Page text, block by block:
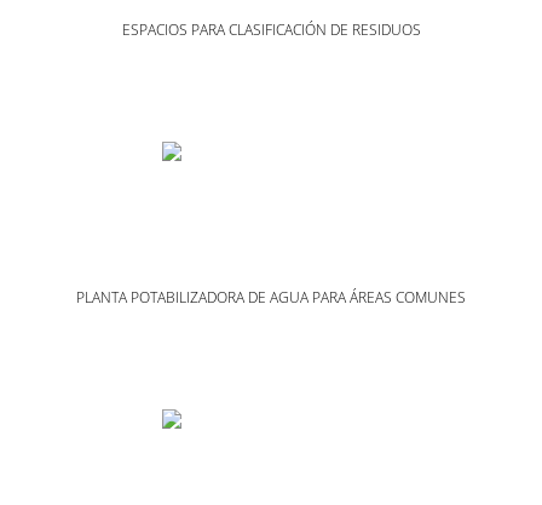
ESPACIOS PARA CLASIFICACIÓN DE RESIDUOS
PLANTA POTABILIZADORA DE AGUA PARA ÁREAS COMUNES